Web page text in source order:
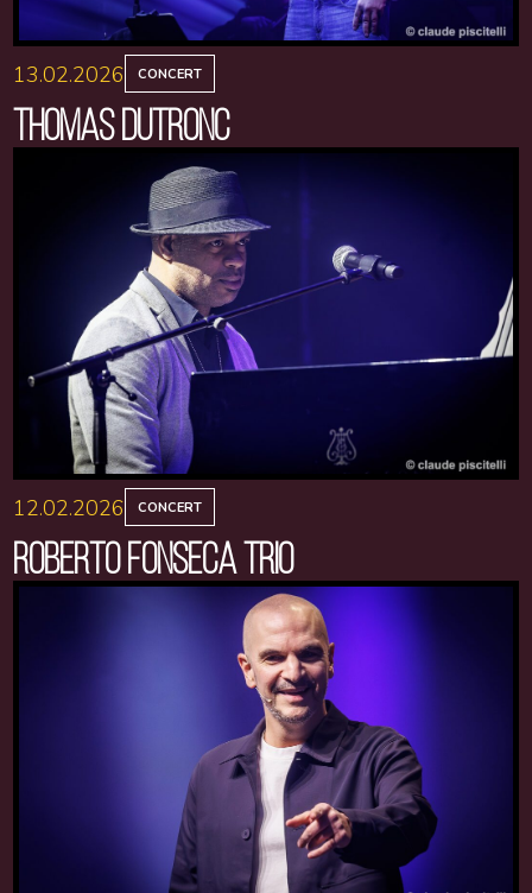
13.02.2026 CONCERT
THOMAS DUTRONC
12.02.2026 CONCERT
ROBERTO FONSECA TRIO